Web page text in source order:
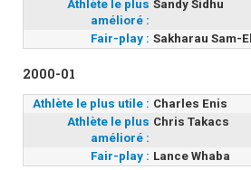
Athlète le plus
amélioré :
Sandy Sidhu
Fair-play : Sakharau Sam-Ell
2000-01
Athlète le plus utile : Charles Enis
Athlète le plus
amélioré :
Chris Takacs
Fair-play : Lance Whaba